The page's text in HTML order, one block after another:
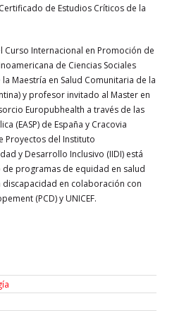
de Estudios Críticos de la
Internacional en Promoción de
de Ciencias Sociales
la Maestría en Salud Comunitaria de la
y profesor invitado al Master en
Europubhealth a través de las
(EASP) de España y Cracovia
Proyectos del Instituto
y Desarrollo Inclusivo (IIDI) está
programas de equidad en salud
en colaboración con
(PCD) y UNICEF.